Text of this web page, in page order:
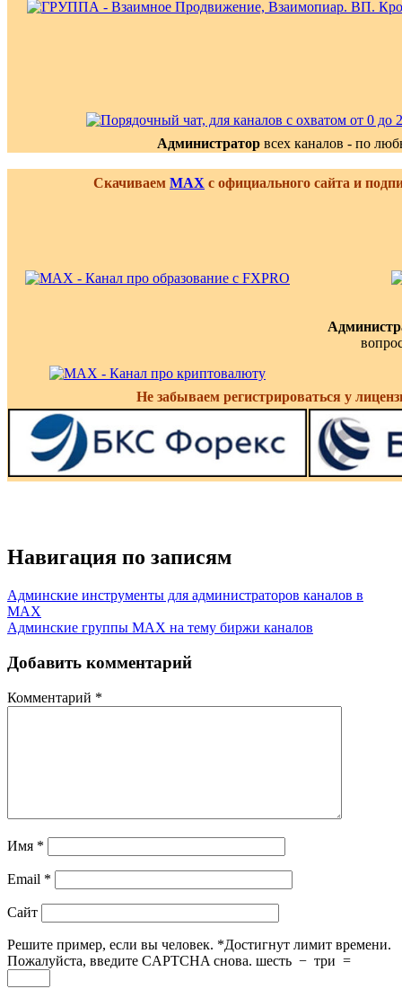
Администраторвсех каналов - по
Скачиваем MAX с официального сайта и
Не забываем регистрироваться у
Навигация по записям
Админские инструменты для администраторов каналов в
MAX
Админские группы MAX на тему биржи каналов
Добавить комментарий
Комментарий *
Имя *
Email *
Сайт
Решите пример, если вы человек. *Достигнут лимит времени.
Пожалуйста, введите CAPTCHA снова. шесть − три =